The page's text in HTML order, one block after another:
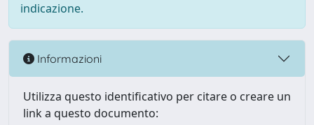
indicazione.
Informazioni
Utilizza questo identificativo per citare o creare un
link a questo documento: